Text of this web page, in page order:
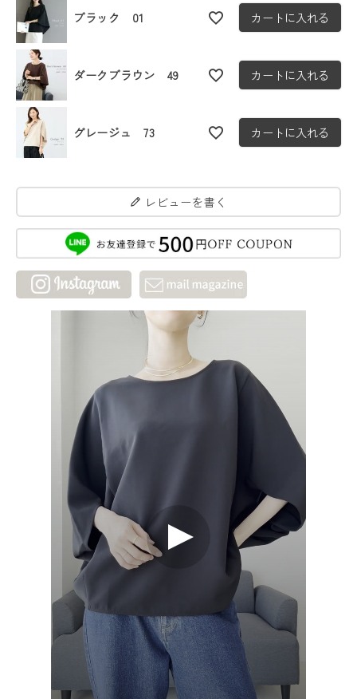
ブラック 01 カートに入れる
ダークブラウン 49 カートに入れる
グレージュ 73 カートに入れる
レビューを書く